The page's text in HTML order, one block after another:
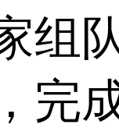
组
完